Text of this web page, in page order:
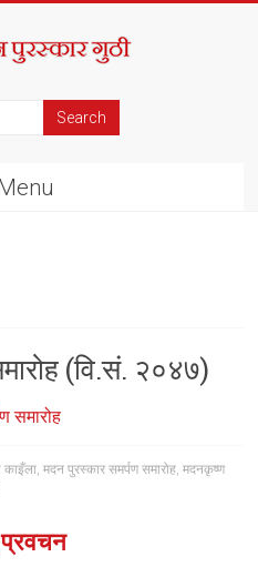
(वि.सं. २०४७)
समारोह
काइँला,मदन पुरस्कार समर्पण समारोह,मदनकृष्ण
प्रवचन